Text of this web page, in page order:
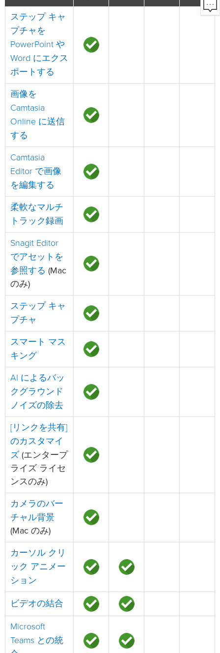
ステップ キャ
プチャを
PowerPoint や
Word にエクス
ポートする
画像を
Camtasia
Online に送信
する
Camtasia
Editor で画像
を編集する
柔軟なマルチ
トラック録画
Snagit Editor
でアセットを
参照する (Mac
のみ)
ステップ キャ
プチャ
スマート マス
キング
AI によるバッ
クグラウンド
ノイズの除去
[リンクを共有]
のカスタマイ
ズ (エンタープ
ライズ ライセ
ンスのみ)
カメラのバー
チャル背景
(Mac のみ)
カーソル クリ
ック アニメー
ション
ビデオの結合
Microsoft
Teams との統